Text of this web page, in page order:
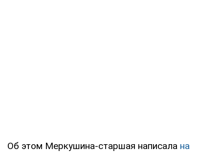
Об этом Меркушина-старшая написала на